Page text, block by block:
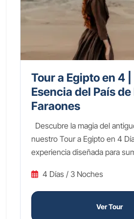
Tour a Egipto en 4 |
Esencia del País de
Faraones
Descubre la magia del
nuestro Tour a Egipto en 4
experiencia diseñada para
fascinantes de la historia.
monumentales Pirámides de
enigmática Esfinge,
4 Días / 3 Noches
Ver Tour